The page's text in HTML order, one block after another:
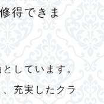
得できま
しています。
充実したクラ